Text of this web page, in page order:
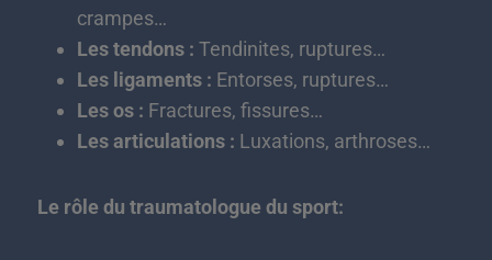
crampes…
Les tendons : Tendinites, ruptures…
Les ligaments : Entorses, ruptures…
Les os : Fractures, fissures…
Les articulations : Luxations, arthroses…
Le rôle du traumatologue du sport: